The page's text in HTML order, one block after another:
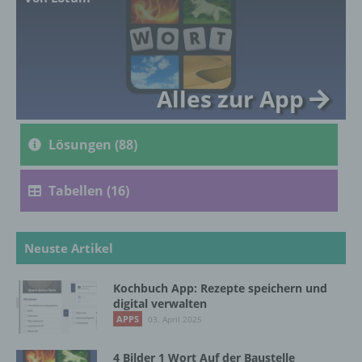
Alles zur App
Lösungen (88)
Tabellen (16)
Neuste Artikel
Kochbuch App: Rezepte speichern und
digital verwalten
APPS 03. April 2025
4 Bilder 1 Wort Auf der Baustelle
genetischen, psychischen, wirtschaftlichen,
kulturellen oder sozialen Identität dieser
natürlichen Person sind, identifiziert werden
Betroffene Person ist jede identifizierte oder
identifizierbare natürliche Person, deren
personenbezogene Daten von dem für die
Verarbeitung Verantwortlichen verarbeitet
Verarbeitung ist jeder mit oder ohne Hilfe
automatisierter Verfahren ausgeführte